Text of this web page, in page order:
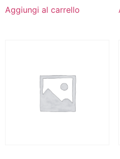
Aggiungi al carrello